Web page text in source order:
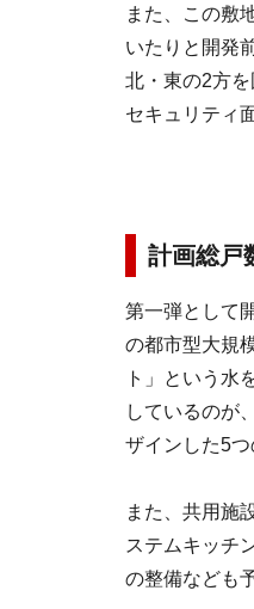
また、この敷
いたりと開発
北・東の2方
セキュリティ
計画総戸
第一弾として
の都市型大規
ト」という水
しているのが
ザインした5
また、共用施
ステムキッチ
の整備なども